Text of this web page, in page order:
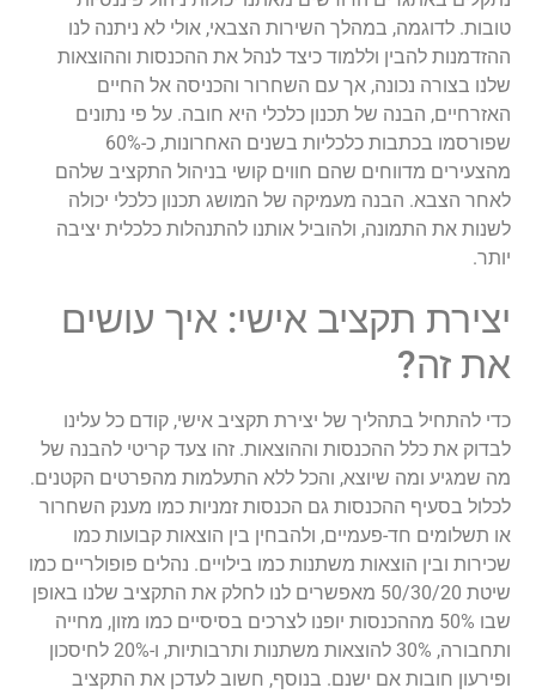
טובות. לדוגמה, במהלך השירות הצבאי, אולי לא ניתנה לנו
ההזדמנות להבין וללמוד כיצד לנהל את ההכנסות וההוצאות
שלנו בצורה נכונה, אך עם השחרור והכניסה אל החיים
האזרחיים, הבנה של תכנון כלכלי היא חובה. על פי נתונים
שפורסמו בכתבות כלכליות בשנים האחרונות, כ-60%
מהצעירים מדווחים שהם חווים קושי בניהול התקציב שלהם
לאחר הצבא. הבנה מעמיקה של המושג תכנון כלכלי יכולה
לשנות את התמונה, ולהוביל אותנו להתנהלות כלכלית יציבה
יותר.
יצירת תקציב אישי: איך עושים
את זה?
כדי להתחיל בתהליך של יצירת תקציב אישי, קודם כל עלינו
לבדוק את כלל ההכנסות וההוצאות. זהו צעד קריטי להבנה של
מה שמגיע ומה שיוצא, והכל ללא התעלמות מהפרטים הקטנים.
לכלול בסעיף ההכנסות גם הכנסות זמניות כמו מענק השחרור
או תשלומים חד-פעמיים, ולהבחין בין הוצאות קבועות כמו
שכירות ובין הוצאות משתנות כמו בילויים. נהלים פופולריים כמו
שיטת 50/30/20 מאפשרים לנו לחלק את התקציב שלנו באופן
שבו 50% מההכנסות יופנו לצרכים בסיסיים כמו מזון, מחייה
ותחבורה, 30% להוצאות משתנות ותרבותיות, ו-20% לחיסכון
ופירעון חובות אם ישנם. בנוסף, חשוב לעדכן את התקציב